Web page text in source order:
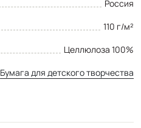
Россия
110 г/м²
Целлюлоза 100%
Бумага для детского творчества